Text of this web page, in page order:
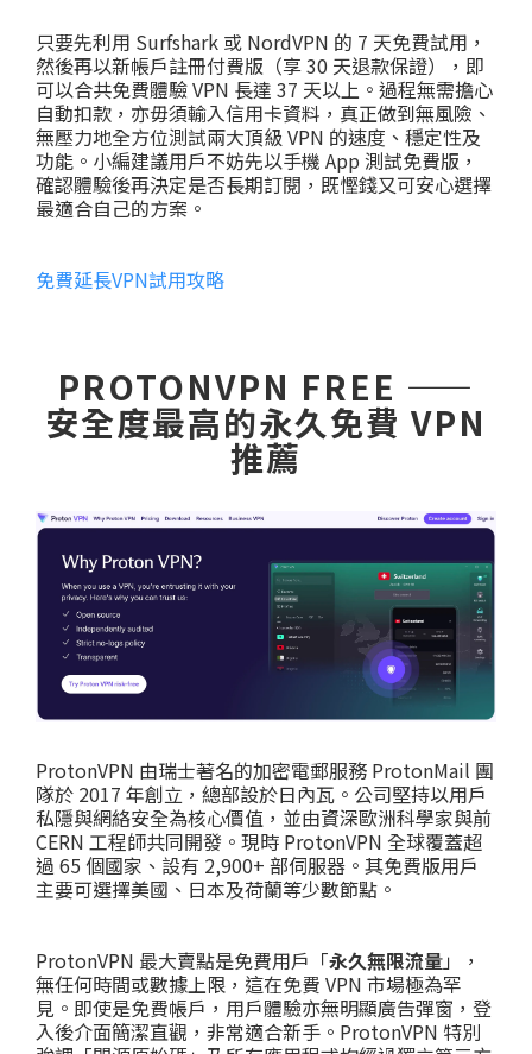
只要先利用 Surfshark 或 NordVPN 的 7 天免費試用，
然後再以新帳戶註冊付費版（享 30 天退款保證），即
可以合共免費體驗 VPN 長達 37 天以上。過程無需擔心
自動扣款，亦毋須輸入信用卡資料，真正做到無風險、
無壓力地全方位測試兩大頂級 VPN 的速度、穩定性及
功能。小編建議用戶不妨先以手機 App 測試免費版，
確認體驗後再決定是否長期訂閱，既慳錢又可安心選擇
最適合自己的方案。
免費延長VPN試用攻略
PROTONVPN FREE ——
安全度最高的永久免費 VPN
推薦
ProtonVPN 由瑞士著名的加密電郵服務 ProtonMail 團
隊於 2017 年創立，總部設於日內瓦。公司堅持以用戶
私隱與網絡安全為核心價值，並由資深歐洲科學家與前
CERN 工程師共同開發。現時 ProtonVPN 全球覆蓋超
過 65 個國家、設有 2,900+ 部伺服器。其免費版用戶
主要可選擇美國、日本及荷蘭等少數節點。
ProtonVPN 最大賣點是免費用戶「永久無限流量」，
無任何時間或數據上限，這在免費 VPN 市場極為罕
見。即使是免費帳戶，用戶體驗亦無明顯廣告彈窗，登
入後介面簡潔直觀，非常適合新手。ProtonVPN 特別